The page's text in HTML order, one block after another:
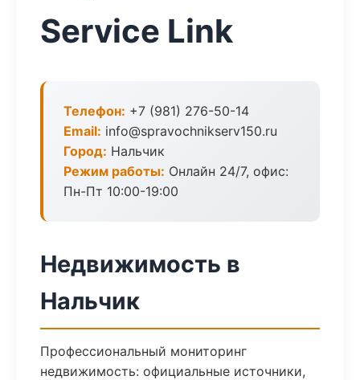
Service Link
Телефон: +7 (981) 276-50-14
Email: info@spravochnikserv150.ru
Город: Нальчик
Режим работы: Онлайн 24/7, офис:
Пн-Пт 10:00-19:00
Недвижимость в
Нальчик
Профессиональный мониторинг
недвижимость: официальные источники,